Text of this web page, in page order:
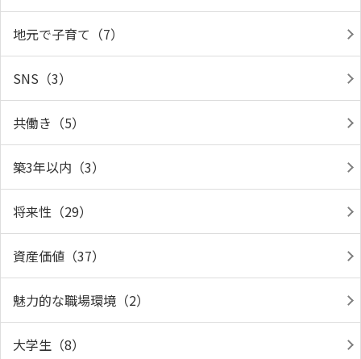
地元で子育て（7）
SNS（3）
共働き（5）
築3年以内（3）
将来性（29）
資産価値（37）
魅力的な職場環境（2）
大学生（8）